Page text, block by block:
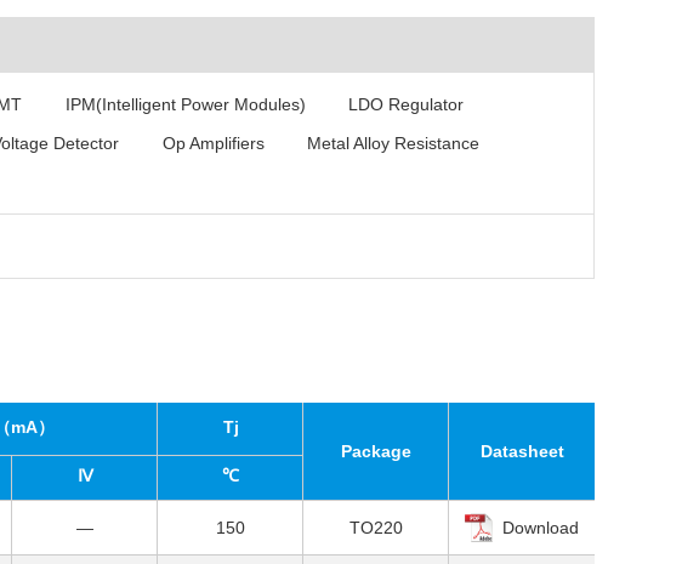
IPM(Intelligent Power Modules)
LDO Regulator
Detector Op Amplifiers
Metal Alloy Resistance
mA）
Ⅳ
Tj
℃
Package Datasheet
— 150 TO220 Download